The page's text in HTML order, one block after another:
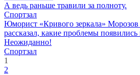
А ведь раньше травили за полноту.
Спортзал
Юморист «Кривого зеркала» Морозов
рассказал, какие проблемы появились
Неожиданно!
Спортзал
1
2